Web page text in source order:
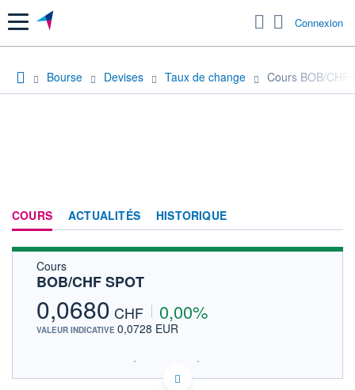
Menu Connexion
Bourse Devises Taux de change Cours BOB/CHF
COURS ACTUALITÉS HISTORIQUE
Cours
BOB/CHF SPOT
0,0680 CHF 0,00%
VALEUR INDICATIVE 0,0728 EUR
SIX - FOREX 2 DONNÉES TEMPS RÉEL
Politique d'exécution